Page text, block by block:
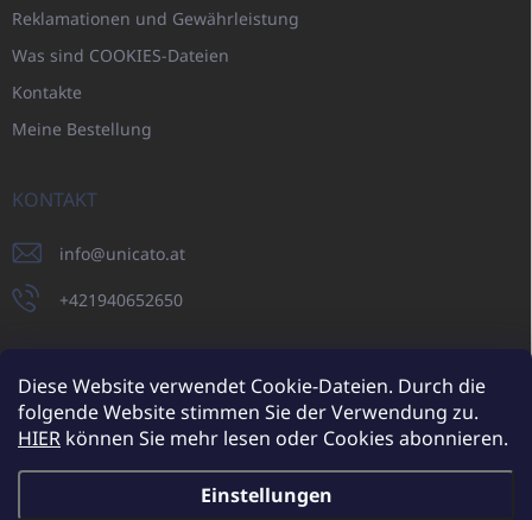
Diese Website verwendet Cookie-Dateien. Durch die
folgende Website stimmen Sie der Verwendung zu.
HIER können Sie mehr lesen oder Cookies abonnieren.
Einstellungen
Reklamationen und Gewährleistung
Was sind COOKIES-Dateien
Kontakte
Meine Bestellung
KONTAKT
info@unicato.at
+421940652650
UNICATO.sk UNICATOshop.cz UNICATO.at UNICATO.hu
UNICATOshop.pl
UNICATOshop.de